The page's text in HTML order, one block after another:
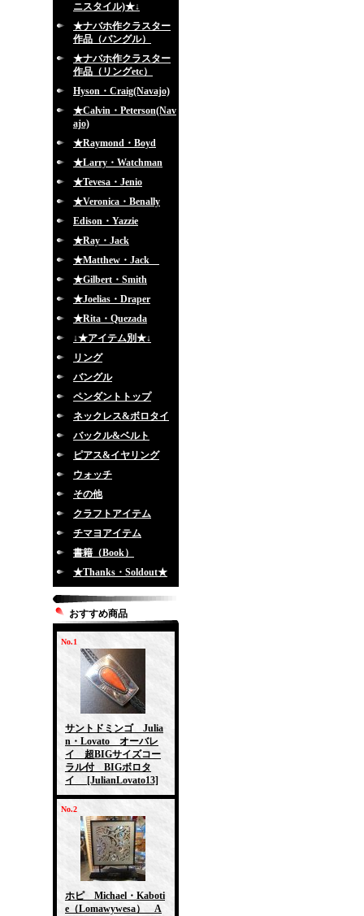
ニスタイル)★↓
★ナバホ作クラスター
作品（バングル）
★ナバホ作クラスター
作品（リングetc）
Hyson・Craig(Navajo)
★Calvin・Peterson(Nav
ajo)
★Raymond・Boyd
★Larry・Watchman
★Tevesa・Jenio
★Veronica・Benally
Edison・Yazzie
★Ray・Jack
★Matthew・Jack
★Gilbert・Smith
★Joelias・Draper
★Rita・Quezada
↓★アイテム別★↓
リング
バングル
ペンダントトップ
ネックレス&ボロタイ
バックル&ベルト
ピアス&イヤリング
ウォッチ
その他
クラフトアイテム
チマヨアイテム
書籍（Book）
★Thanks・Soldout★
おすすめ商品
No.1
サントドミンゴ Julia
n・Lovato オーバレ
イ 超BIGサイズコー
ラル付 BIGボロタ
イ
[JulianLovato13]
No.2
ホピ Michael・Kaboti
e（Lomawywesa） A